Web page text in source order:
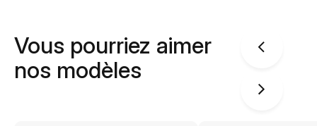
Vous pourriez aimer
nos modèles